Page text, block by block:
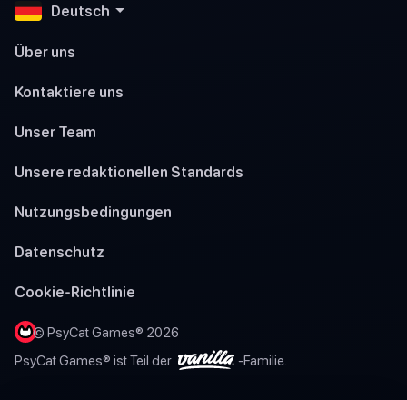
Deutsch
Über uns
Kontaktiere uns
Unser Team
Unsere redaktionellen Standards
Nutzungsbedingungen
Datenschutz
Cookie-Richtlinie
© PsyCat Games® 2026
PsyCat Games® ist Teil der
-Familie.